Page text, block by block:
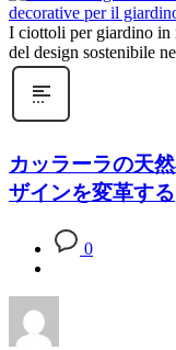
I ciottoli per giardino in
del design sostenibile
カッラーラの天
ザインを変革する
0